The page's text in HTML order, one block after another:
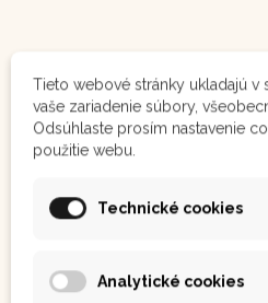
Ostatním se také
Tieto webové stránky ukladajú v
vaše zariadenie súbory,
Odsúhlaste prosím nastavenie
použitie webu.
Technické cookies
Analytické cookies